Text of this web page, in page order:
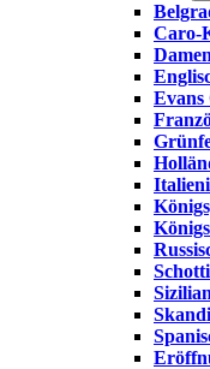
Caro-
Evans